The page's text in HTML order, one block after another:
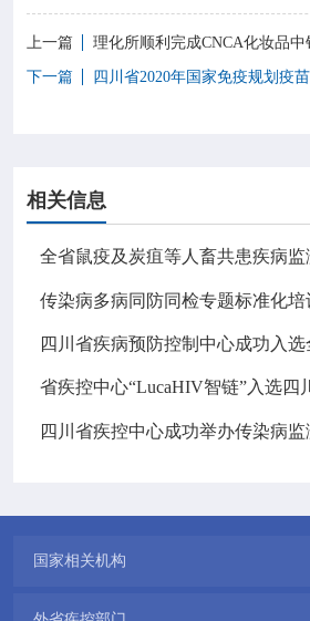
上一篇
下一篇
相关信息
传染病多病同防同检专题标准化
国家相关机构